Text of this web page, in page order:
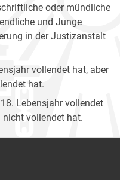
oder mündliche
und Junge
in der Justizanstalt
vollendet hat, aber
hat.
Lebensjahr vollendet
nicht vollendet hat.